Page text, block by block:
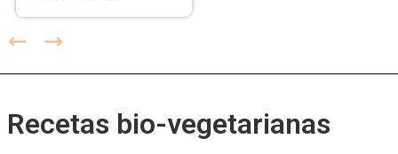
Recetas bio-vegetarianas